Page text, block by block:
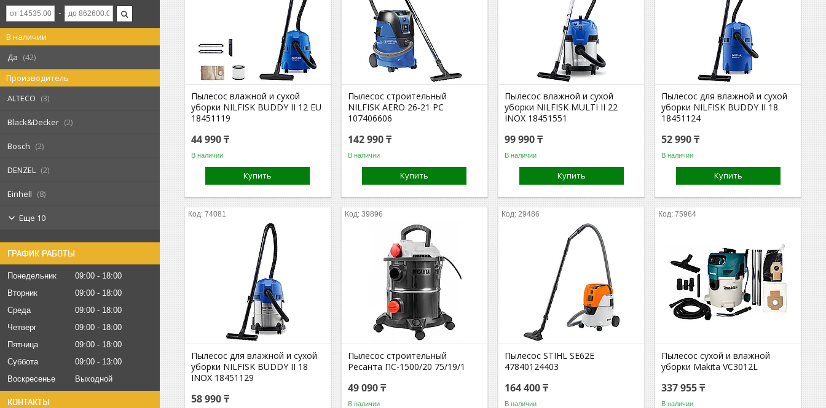
В наличии
Да
42
Производитель
ALTECO
3
Black&Decker 2
Bosch 2
DENZEL 2
Einhell 8
Еще 10
ГРАФИК РАБОТЫ
Понедельник 09:00
18:00
Вторник
09:00
18:00
Среда
09:00
18:00
Четверг
09:00
18:00
Пятница
09:00
18:00
Суббота
09:00
13:00
Воскресенье
Выходной
КОНТАКТЫ
Пылесос влажной и сухой
уборки NILFISK BUDDY II 12 EU
18451119
44 990 ₸
В наличии
Купить
Пылесос строительный
NILFISK AERO 26-21 PC
107406606
142 990 ₸
В наличии
Купить
Пылесос влажной и сухой
уборки NILFISK MULTI II 22
INOX 18451551
99 990 ₸
В наличии
Купить
Пылесос для влажной и сухой
уборки NILFISK BUDDY II 18
18451124
52 990 ₸
В наличии
Купить
74081
Пылесос для влажной и сухой
уборки NILFISK BUDDY II 18
INOX 18451129
58 990 ₸
39896
Пылесос строительный
Ресанта ПС-1500/20 75/19/1
49 090 ₸
В наличии
29486
Пылесос STIHL SE62E
47840124403
164 400 ₸
В наличии
75964
Пылесос сухой и влажной
уборки Makita VC3012L
337 955 ₸
В наличии